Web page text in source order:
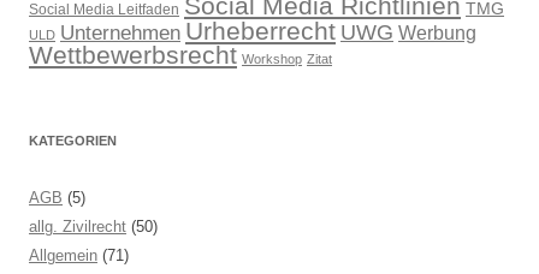
Social Media Leitfaden Social Media Richtlinien TMG
ULD Unternehmen Urheberrecht UWG Werbung
Wettbewerbsrecht Workshop Zitat
KATEGORIEN
AGB (5)
allg. Zivilrecht (50)
Allgemein (71)